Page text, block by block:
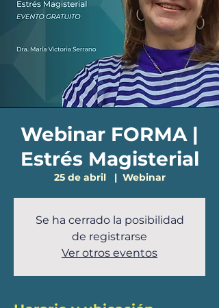
Webinar FORMA |
Estrés Magisterial
25 de abril
  |
Webinar
Se ha cerrado la posibilidad
de registrarse
Ver otros eventos